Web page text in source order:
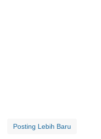
Posting Lebih Baru